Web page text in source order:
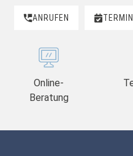
ANRUFEN TERMIN
Online-
Beratung